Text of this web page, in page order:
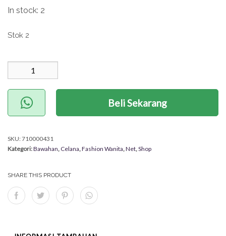
In stock: 2
Stok 2
M&B (Nett)
Beli Sekarang
SKU:710000431
Kategori:Bawahan, Celana,Fashion Wanita,Net,Shop
SHARE THIS PRODUCT